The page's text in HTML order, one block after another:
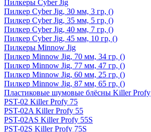
Пилкеры Cyber Jig
Пилкер Cyber Jig, 30 мм, 3 гр, ()
Пилкер Cyber Jig, 35 мм, 5 гр, ()
Пилкер Cyber Jig, 40 мм, 7 гр, ()
Пилкер Cyber Jig, 45 мм, 10 гр, ()
Пилкеры Minnow Jig
Пилкер Minnow Jig, 70 мм, 34 гр, ()
Пилкер Minnow Jig, 77 мм, 47 гр, ()
Пилкер Minnow Jig, 60 мм, 25 гр, ()
Пилкер Minnow Jig, 87 мм, 65 гр, ()
Пластиковые шумовые блёсны Killer Profy
PST-02 Killer Profy 75
PST-02A Killer Profy 55
PST-02AS Killer Profy 55S
PST-02S Killer Profy 75S